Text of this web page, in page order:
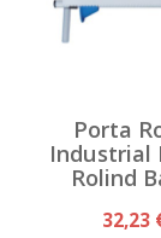
Porta
Industrial
Rolind
32,23